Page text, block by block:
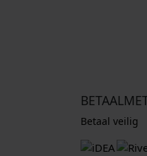
Betaal veilig